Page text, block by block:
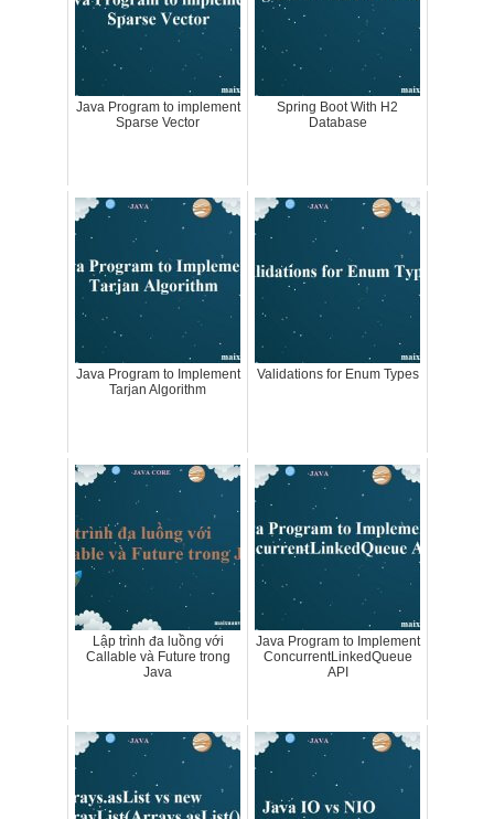
Java Program to implement
Sparse Vector
Spring Boot With H2
Database
Java Program to Implement
Tarjan Algorithm
Validations for Enum Types
Lập trình đa luồng với
Callable và Future trong
Java
Java Program to Implement
ConcurrentLinkedQueue
API